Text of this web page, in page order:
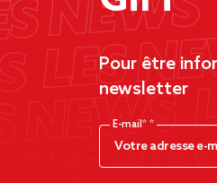
Pour être
newsletter
E-mail*